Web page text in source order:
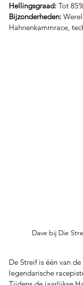
Hellingsgraad: Tot
Bijzonderheden:
Hahnenkammrace,
Dave bij Die
De Streif is één van
legendarische